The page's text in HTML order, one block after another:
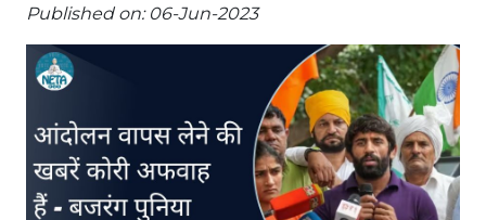
Published on: 06-Jun-2023